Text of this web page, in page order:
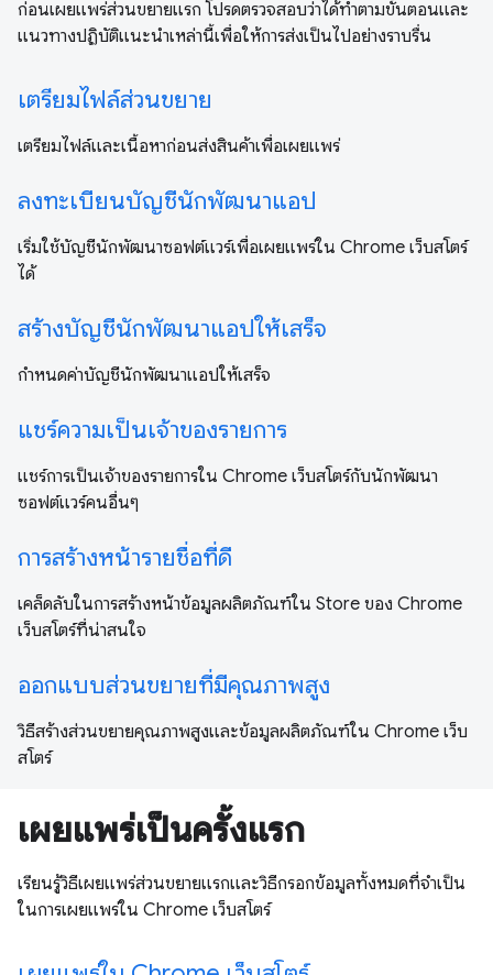
ก่อนเผยแพร่ส่วนขยายแรก โปรดตรวจสอบว่าได้ทำตามขั้นตอนและ
แนวทางปฏิบัติแนะนำเหล่านี้เพื่อให้การส่งเป็นไปอย่างราบรื่น
เตรียมไฟล์ส่วนขยาย
เตรียมไฟล์และเนื้อหาก่อนส่งสินค้าเพื่อเผยแพร่
ลงทะเบียนบัญชีนักพัฒนาแอป
เริ่มใช้บัญชีนักพัฒนาซอฟต์แวร์เพื่อเผยแพร่ใน Chrome เว็บสโตร์
ได้
สร้างบัญชีนักพัฒนาแอปให้เสร็จ
กำหนดค่าบัญชีนักพัฒนาแอปให้เสร็จ
แชร์ความเป็นเจ้าของรายการ
แชร์การเป็นเจ้าของรายการใน Chrome เว็บสโตร์กับนักพัฒนา
ซอฟต์แวร์คนอื่นๆ
การสร้างหน้ารายชื่อที่ดี
เคล็ดลับในการสร้างหน้าข้อมูลผลิตภัณฑ์ใน Store ของ Chrome
เว็บสโตร์ที่น่าสนใจ
ออกแบบส่วนขยายที่มีคุณภาพสูง
วิธีสร้างส่วนขยายคุณภาพสูงและข้อมูลผลิตภัณฑ์ใน Chrome เว็บ
สโตร์
เผยแพร่เป็นครั้งแรก
เรียนรู้วิธีเผยแพร่ส่วนขยายแรกและวิธีกรอกข้อมูลทั้งหมดที่จำเป็น
ในการเผยแพร่ใน Chrome เว็บสโตร์